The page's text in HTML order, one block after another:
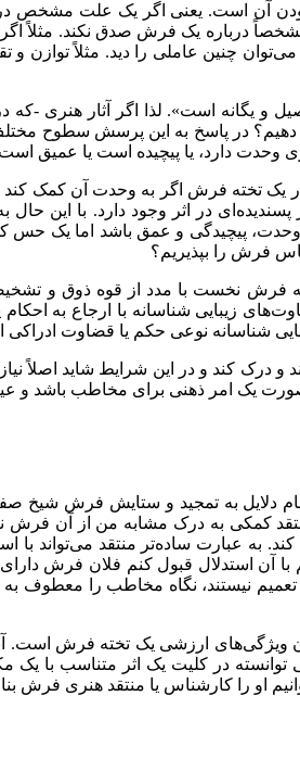
بودن آن است. یعنی اگر یک علت
درباره یک فرش صدق نکند. مثلاً
چنین عاملی را دید. مثلاً توازن
و یگانه است». لذا اگر آثار هنری -که
دهیم؟ در پاسخ به این پرسش سطوح
وحدت دارد، یا پیچیده است یا عمیق
در یک تخته فرش اگر به وحدت آن
پسندیده‌ای در اثر وجود دارد. با
پیچیدگی و عمق باشد اما یک حس
فرش را بپذیریم؟
فرش نخست با مدد از قوه ذوق و
زیبایی شناسانه با ارجاع به
شناسانه نوعی حکم یا قضاوت
و درک کند و در این شرایط شاید اصلاً
یک امر ذهنی برای مخاطب باشد و
دلایل به تمجید و ستایش فرش شیخ
کمکی به درک مشابه من از آن
عبارت ساده‌تر منتقد می‌تواند با
آن استدلال قبول کنم فلان فرش
نیستند، نگاه مخاطب را معطوف
ارزشی یک تخته فرش است.
در کلیت یک اثر متناسب با یک
او را کارشناس یا منتقد هنری فرش